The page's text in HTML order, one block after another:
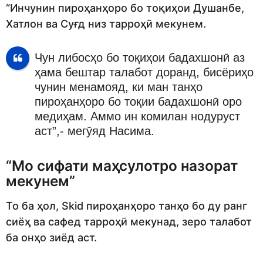
“Инчунин пироҳанҳоро бо тоқиҳои Душанбе,
Хатлон ва Суғд низ тарроҳӣ мекунем.
Чун либосҳо бо тоқиҳои бадахшонӣ аз
ҳама бештар талабот доранд, бисёриҳо
чунин менамояд, ки ман танҳо
пироҳанҳоро бо тоқии бадахшонӣ оро
медиҳам. Аммо ин комилан нодуруст
аст”,- мегӯяд Насима.
“Мо сифати маҳсулотро назорат
мекунем”
То ба ҳол, Skid пироҳанҳоро танҳо бо ду ранг
сиёҳ ва сафед тарроҳӣ мекунад, зеро талабот
ба онҳо зиёд аст.